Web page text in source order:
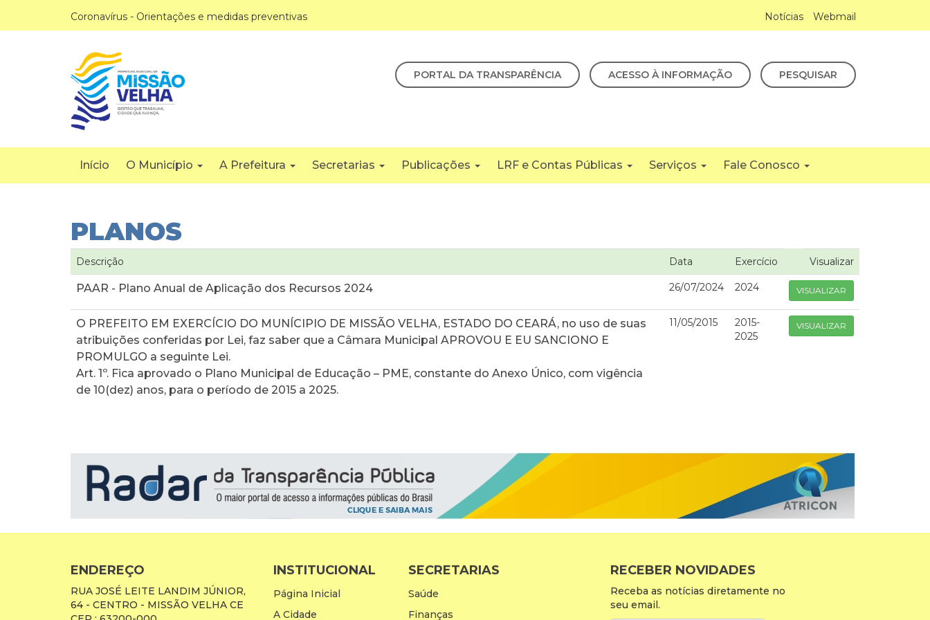
Coronavírus - Orientações e medidas preventivas Notícias Webmail
PORTAL DA TRANSPARÊNCIA ACESSO À INFORMAÇÃO PESQUISAR
Início O Município A Prefeitura Secretarias Publicações LRF e Contas Públicas Serviços Fale Conosco
PLANOS
Descrição Data Exercício Visualizar
PAAR - Plano Anual de Aplicação dos Recursos 2024 26/07/2024 2024 VISUALIZAR
O PREFEITO EM EXERCÍCIO DO MUNÍCIPIO DE MISSÃO VELHA, ESTADO DO CEARÁ, no uso de suas
atribuições conferidas por Lei, faz saber que a Câmara Municipal APROVOU E EU SANCIONO E
PROMULGO a seguinte Lei.
Art. 1º. Fica aprovado o Plano Municipal de Educação – PME, constante do Anexo Único, com vigência
de 10(dez) anos, para o período de 2015 a 2025.
11/05/2015
2015-
2025
VISUALIZAR
ENDEREÇO
RUA JOSÉ LEITE LANDIM JÚNIOR,
64 - CENTRO - MISSÃO VELHA CE
INSTITUCIONAL
Página Inicial
A Cidade
SECRETARIAS
Saúde
Finanças
RECEBER NOVIDADES
Receba as notícias diretamente no
seu email.